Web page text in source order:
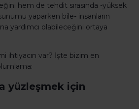
hem de tehdit sırasında -yüksek
yaparken bile- insanların
yardımcı olabileceğini ortaya
ihtiyacın var? İşte bizim en
yüzleşmek için